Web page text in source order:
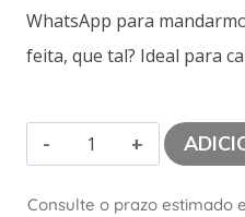
WhatsApp para
feita, que tal? Ideal para
Consulte o prazo estimado